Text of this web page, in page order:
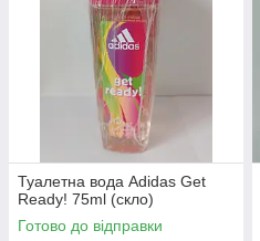
Туалетна вода Adidas Get
Ready! 75ml (скло)
Готово до відправки